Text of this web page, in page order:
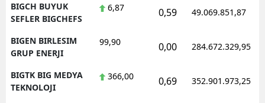
BIGCH BUYUK
SEFLER BIGCHEFS
6,87 0,59 49.069.851,87
BIGEN BIRLESIM
GRUP ENERJI
99,90 0,00 284.672.329,95
BIGTK BIG MEDYA
TEKNOLOJI
366,00 0,69 352.901.973,25